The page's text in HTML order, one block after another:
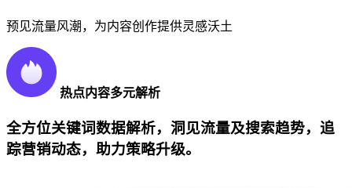
预见流量风潮，为内容创作提供灵感沃土
热点内容多元解析
全方位关键词数据解析，洞见流量及搜索趋势，追
踪营销动态，助力策略升级。